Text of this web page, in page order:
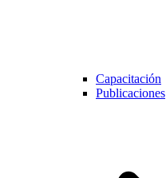
Capacitación
Publicaciones